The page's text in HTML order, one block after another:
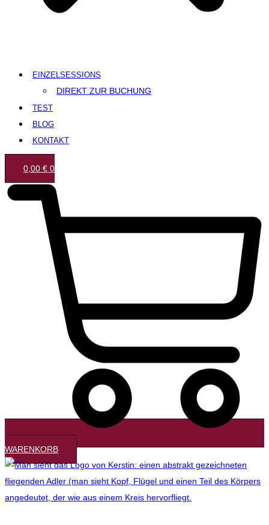
EINZELSESSIONS
DIREKT ZUR BUCHUNG
TEST
BLOG
KONTAKT
0,00 € 0
WARENKORB